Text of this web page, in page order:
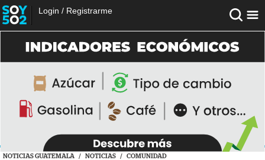
Login / Registrarme
NOTICIAS GUATEMALA / NOTICIAS / COMUNIDAD